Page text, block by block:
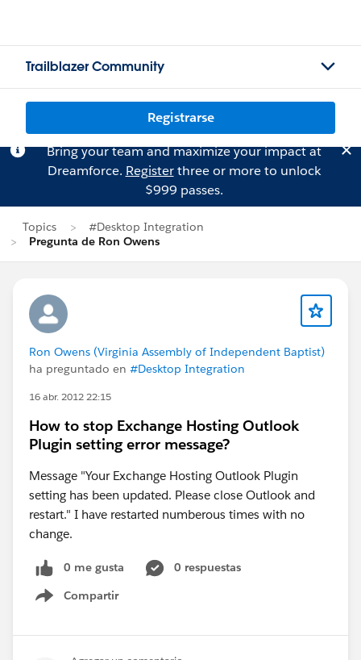
Trailblazer Community
Registrarse
Bring your team and maximize your impact at
Dreamforce. Registerthree or more to unlock
$999 passes.
Topics
#Desktop Integration
Pregunta de Ron Owens
Ron Owens (Virginia Assembly of Independent Baptist)
ha preguntado en #Desktop Integration
16 abr. 2012 22:15
How to stop Exchange Hosting Outlook
Plugin setting error message?
Message "Your Exchange Hosting Outlook Plugin
setting has been updated. Please close Outlook and
restart." I have restarted numberous times with no
change.
0 me gusta
0 respuestas
Compartir
Show menu